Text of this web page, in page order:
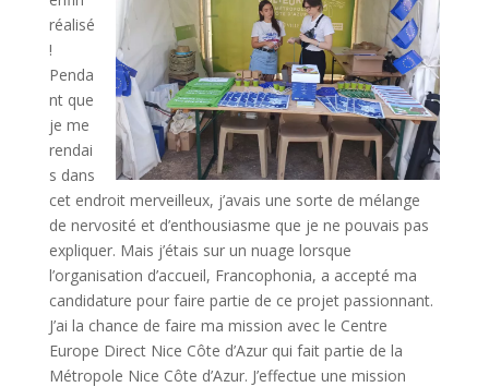
réalisé
!
Penda
nt que
je me
rendai
s dans
cet endroit merveilleux, j’avais une sorte de mélange
de nervosité et d’enthousiasme que je ne pouvais pas
expliquer. Mais j’étais sur un nuage lorsque
l’organisation d’accueil, Francophonia, a accepté ma
candidature pour faire partie de ce projet passionnant.
J’ai la chance de faire ma mission avec le Centre
Europe Direct Nice Côte d’Azur qui fait partie de la
Métropole Nice Côte d’Azur. J’effectue une mission